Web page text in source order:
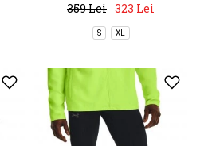
359 Lei 323 Lei
S XL